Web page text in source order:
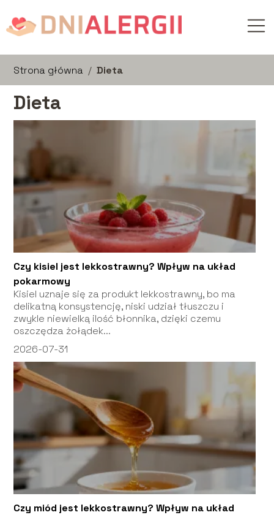
Strona główna / Dieta
Dieta
Czy kisiel jest lekkostrawny? Wpływ na układ
pokarmowy
Kisiel uznaje się za produkt lekkostrawny, bo ma
delikatną konsystencję, niski udział tłuszczu i
zwykle niewielką ilość błonnika, dzięki czemu
oszczędza żołądek...
2026-07-31
Czy miód jest lekkostrawny? Wpływ na układ